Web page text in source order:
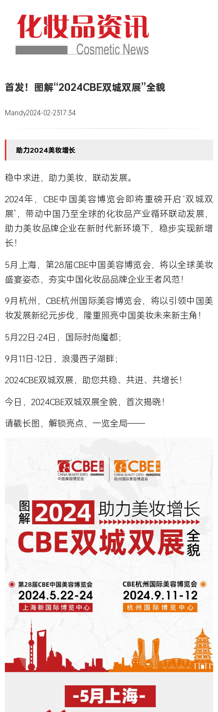
首发！图解“2024CBE双城双展”全貌
Mandy2024-02-2317:34
助力2024美妆增长
稳中求进，助力美妆，联动发展。
2024年，CBE中国美容博览会即将重磅开启“双城双
展”，带动中国乃至全球的化妆品产业循环联动发展，
助力美妆品牌企业在新时代新环境下，稳步实现新增
长！
5月上海，第28届CBE中国美容博览会，将以全球美妆
盛宴姿态，夯实中国化妆品品牌企业王者风范！
9月杭州，CBE杭州国际美容博览会，将以引领中国美
妆发展新纪元步伐，隆重照亮中国美妆未来新主角！
5月22日-24日，国际时尚魔都；
9月11日-12日，浪漫西子湖畔；
2024CBE双城双展，助您共稳、共进、共增长！
今日，2024CBE双城双展全貌，首次揭晓！
请戳长图，解锁亮点，一览全局——